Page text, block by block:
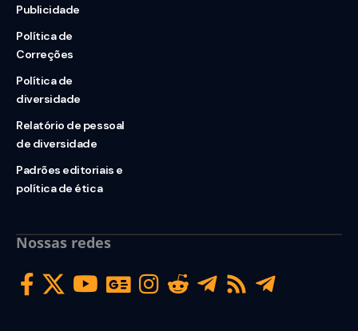
Publicidade
Política de
Correções
Política de
diversidade
Relatório de pessoal
de diversidade
Padrões editoriais e
política de ética
Nossas redes